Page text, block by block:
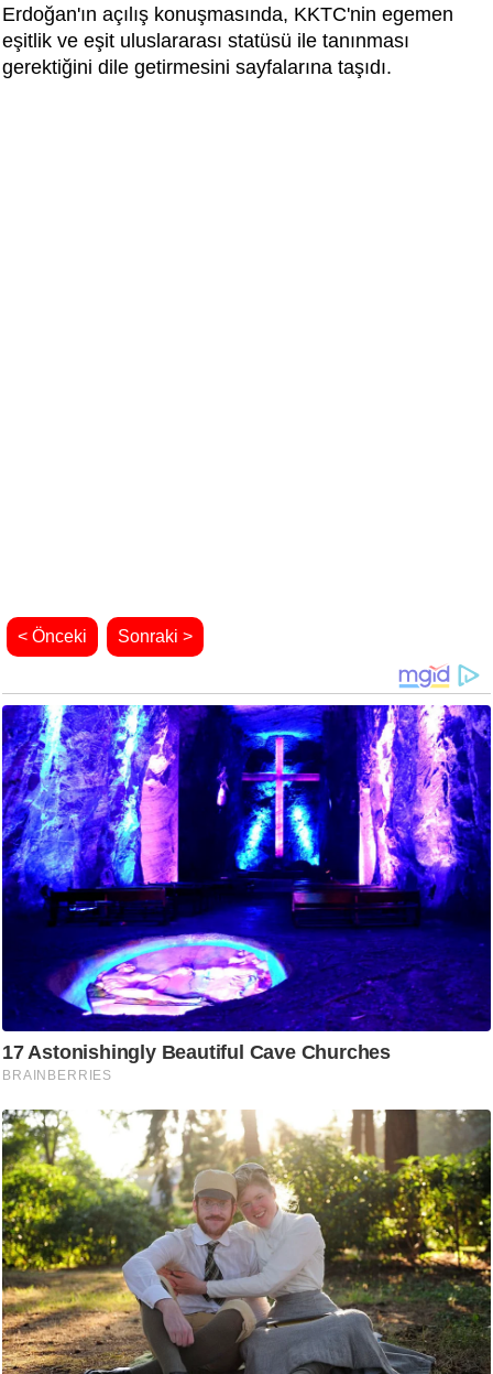
Erdoğan'ın açılış konuşmasında, KKTC'nin egemen
eşitlik ve eşit uluslararası statüsü ile tanınması
gerektiğini dile getirmesini sayfalarına taşıdı.
< Önceki Sonraki >